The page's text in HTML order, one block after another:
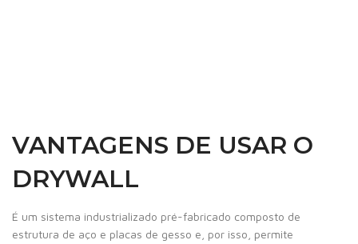
VANTAGENS DE USAR O
DRYWALL
É um sistema industrializado pré-fabricado composto de
estrutura de aço e placas de gesso e, por isso, permite